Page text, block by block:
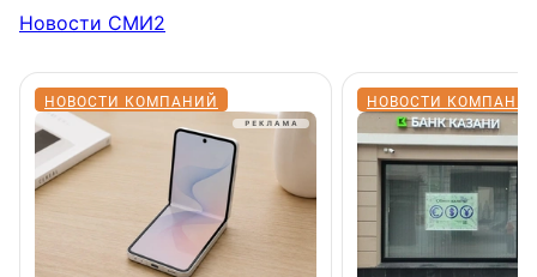
Новости СМИ2
НОВОСТИ КОМПАНИЙ НОВОСТИ